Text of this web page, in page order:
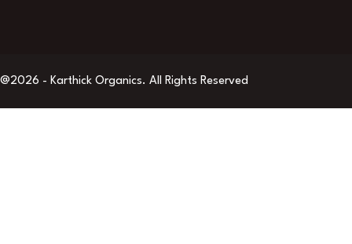
@2026 - Karthick Organics. All Rights Reserved